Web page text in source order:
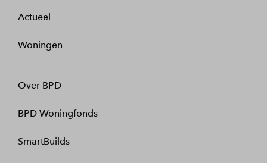
Actueel
Woningen
Over BPD
BPD Woningfonds
SmartBuilds